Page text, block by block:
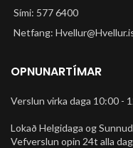
Sími: 577 6400
Netfang:
OPNUNARTÍMAR
Verslun virka daga 10:00 -
Lokað Helgidaga og
Vefverslun opin 24t alla